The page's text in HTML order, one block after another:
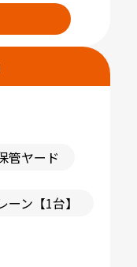
管ヤード
ーン【1台】